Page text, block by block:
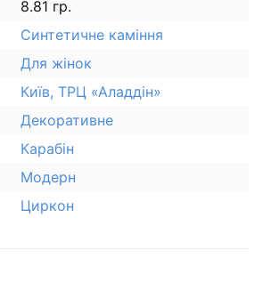
8.81 гр.
Синтетичне каміння
Для жінок
Київ, ТРЦ «Аладдін»
Декоративне
Карабін
Модерн
Циркон